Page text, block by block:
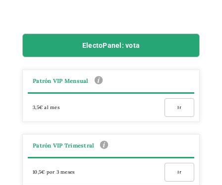
ElectoPanel: vota
Patrón VIP Mensual
3,5€ al mes Ir
Patrón VIP Trimestral
10,5€ por 3 meses Ir